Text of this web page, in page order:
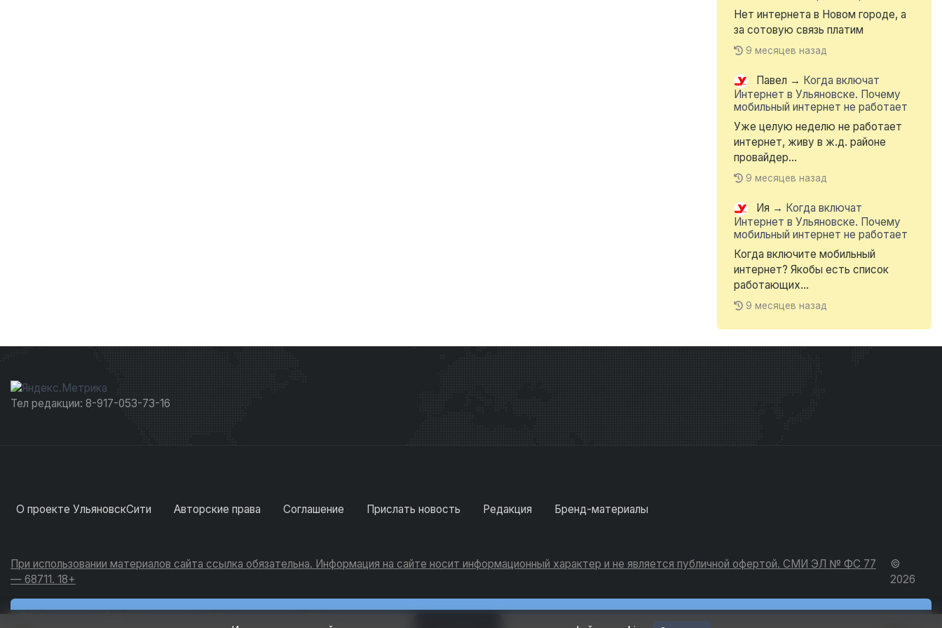
Нет интернета в Новом городе, а
за сотовую связь платим
9 месяцев назад
Павел → Когда включат
Интернет в Ульяновске. Почему
мобильный интернет не работает
Уже целую неделю не работает
интернет, живу в ж.д. районе
провайдер...
9 месяцев назад
Ия → Когда включат
Интернет в Ульяновске. Почему
мобильный интернет не работает
Когда включите мобильный
интернет? Якобы есть список
работающих...
9 месяцев назад
Тел редакции: 8-917-053-73-16
О проекте УльяновскСити Авторские права Соглашение Прислать новость Редакция Бренд-материалы
При использовании материалов сайта ссылка обязательна. Информация на сайте носит информационный характер и не является публичной офертой. СМИ ЭЛ № ФС 77
— 68711. 18+
©
2026